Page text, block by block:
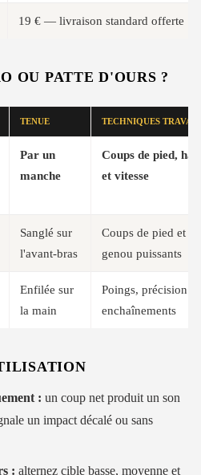
19 € — livraison standard offerte
OU PATTE D'OURS ?
TENUE TECHNIQUES
Par un
manche
Coups de pied,
et vitesse
Sanglé sur
l'avant-bras
Coups de pied et de
genou puissants
Enfilée sur
la main
Poings, précision et
enchaînements
: un coup net produit un son
un impact décalé ou sans
: alternez cible basse, moyenne et